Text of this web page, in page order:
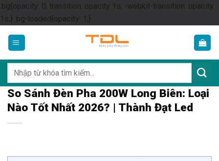
.bg{opacity: 0; transition: opacity 1s; -webkit-transition: opacity
1s;} .bg-loaded{opacity: 1;}Skip
content
kiếm:
So Sánh Đèn Pha 200W Long Biên: Loại
Nào Tốt Nhất 2026? | Thành Đạt Led